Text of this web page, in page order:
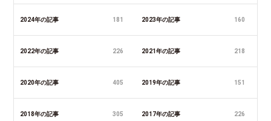
2024年の記事 181 2023年の記事 160
2022年の記事 226 2021年の記事 218
2020年の記事 405 2019年の記事 151
2018年の記事 305 2017年の記事 226